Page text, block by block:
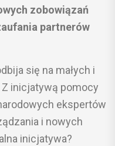
zobowiązań
partnerów
się na małych i
inicjatywą pomocy
ekspertów
i nowych
inicjatywa?